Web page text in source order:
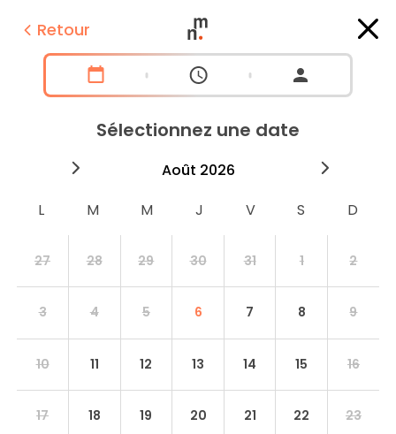
Retour
Sélectionnez une date
août 2026
27 28 29 30 31 1 2
3 4 5 6 7 8 9
10 11 12 13 14 15 16
17 18 19 20 21 22 23